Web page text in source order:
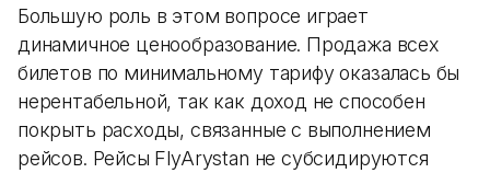
Большую роль в этом вопросе играет
динамичное ценообразование. Продажа всех
билетов по минимальному тарифу оказалась бы
нерентабельной, так как доход не способен
покрыть расходы, связанные с выполнением
рейсов. Рейсы FlyArystan не субсидируются